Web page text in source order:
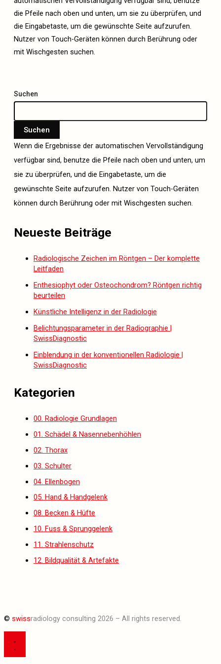
die Pfeile nach oben und unten, um sie zu überprüfen, und
die Eingabetaste, um die gewünschte Seite aufzurufen.
Nutzer von Touch-Geräten können durch Berührung oder
mit Wischgesten suchen.
Suchen
Suchen
Wenn die Ergebnisse der automatischen Vervollständigung
verfügbar sind, benutze die Pfeile nach oben und unten, um
sie zu überprüfen, und die Eingabetaste, um die
gewünschte Seite aufzurufen. Nutzer von Touch-Geräten
können durch Berührung oder mit Wischgesten suchen.
Neueste Beiträge
Radiologische Zeichen im Röntgen – Der komplette
Leitfaden
Enthesiophyt oder Osteochondrom? Röntgen richtig
beurteilen
Künstliche Intelligenz in der Radiologie
Belichtungsparameter in der Radiographie |
SwissDiagnostic
Einblendung in der konventionellen Radiologie |
SwissDiagnostic
Kategorien
00. Radiologie Grundlagen
01. Schädel & Nasennebenhöhlen
02. Thorax
03. Schulter
04. Ellenbogen
05. Hand & Handgelenk
08. Becken & Hüfte
10. Fuss & Sprunggelenk
11. Strahlenschutz
12. Bildqualität & Artefakte
© swissradiology consulting 2026 – All rights reserved.